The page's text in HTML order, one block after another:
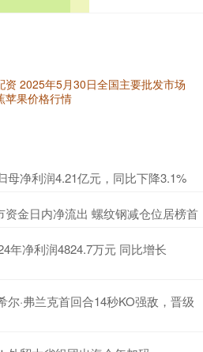
资 2025年5月30日全国主要批发市场
苹果价格行情
母净利润4.21亿元，同比下降3.1%
资金日内净流出 螺纹钢减仓位居榜首
年净利润4824.7万元 同比增长
·弗兰克首回合14秒KO强敌，晋级